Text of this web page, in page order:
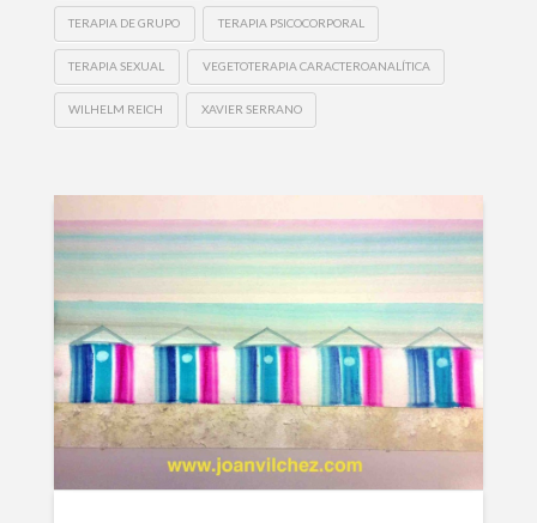
TERAPIA DE GRUPO TERAPIA PSICOCORPORAL
TERAPIA SEXUAL VEGETOTERAPIA CARACTEROANALÍTICA
WILHELM REICH XAVIER SERRANO